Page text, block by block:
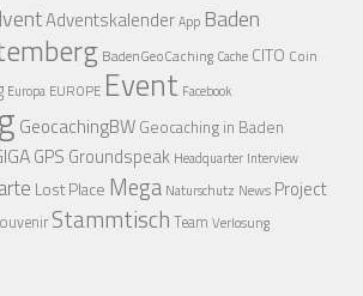
AdventskalenderApp Baden
BadenGeoCaching Cache CITO Coin
Europa EUROPE Event Facebook
GeocachingBW Geocaching in Baden
GPS Groundspeak Headquarter Interview
Lost Place Mega Naturschutz News Project
Stammtisch Team Verlosung